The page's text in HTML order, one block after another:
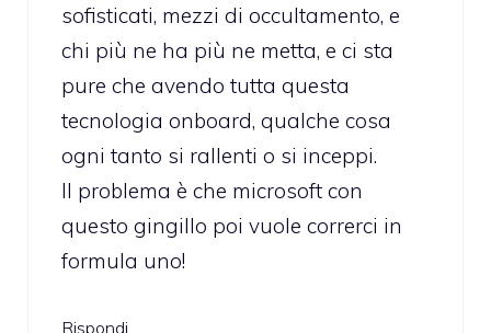
sofisticati, mezzi di occultamento, e
chi più ne ha più ne metta, e ci sta
pure che avendo tutta questa
tecnologia onboard, qualche cosa
ogni tanto si rallenti o si inceppi.
Il problema è che microsoft con
questo gingillo poi vuole correrci in
formula uno!
Rispondi